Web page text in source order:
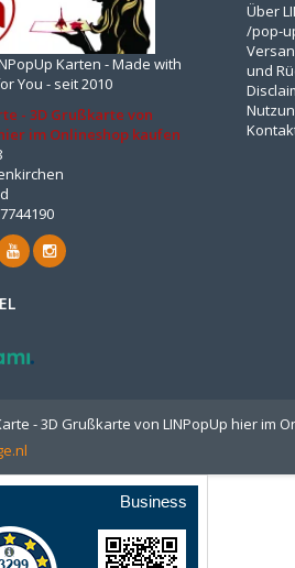
Karten - Made with
You - seit 2010
- 3D Grußkarte von
im Onlineshop kaufen
Über
/pop-
und
- 3D Grußkarte von LINPopUp hier im